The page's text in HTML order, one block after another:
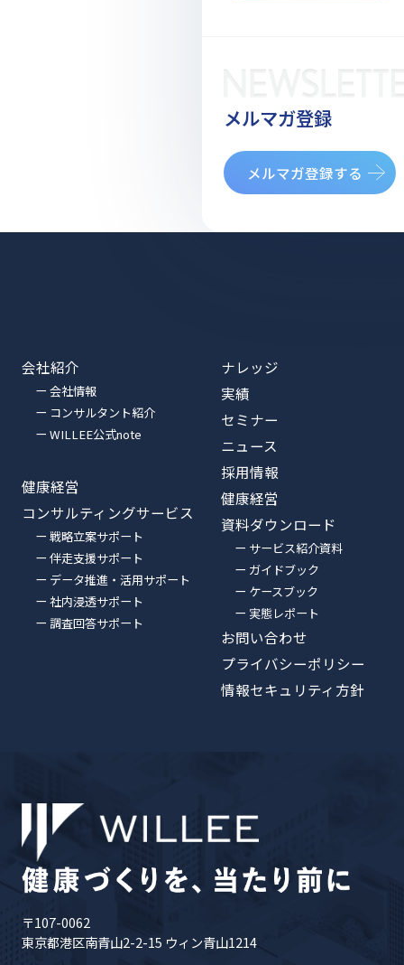
メルマガ登録
メルマガ登録する
〒107-0062
東京都港区南青山2-2-15 ウィン青山1214
会社紹介
ー 会社情報
ー コンサルタント紹介
ー WILLEE公式note
健康経営
コンサルティングサービス
ー 戦略立案サポート
ー 伴走支援サポート
ー データ推進・活用サポート
ー 社内浸透サポート
ー 調査回答サポート
ナレッジ
実績
セミナー
ニュース
採用情報
健康経営
資料ダウンロード
ー サービス紹介資料
ー ガイドブック
ー ケースブック
ー 実態レポート
お問い合わせ
プライバシーポリシー
情報セキュリティ方針